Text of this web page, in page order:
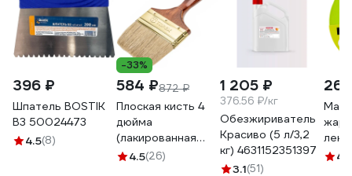
396 ₽
Шпатель BOSTIK
В3 50024473
4.5(8)
-33%
584 ₽872 ₽
Плоская кисть 4
дюйма
(лакированная
деревянная ручка,
4.5(26)
1 205 ₽
376.56 ₽/кг
Обезжириватель
Красиво (5 л/3,2
кг) 4631152351397
3.1(51)
4.7